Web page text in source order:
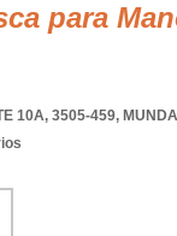
para
10A, 3505-459,